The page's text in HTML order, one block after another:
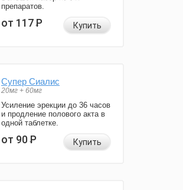
препаратов.
от 117Р Купить
Супер Сиалис
20мг + 60мг
Усиление эрекции до 36 часов
и продление полового акта в
одной таблетке.
от 90Р Купить